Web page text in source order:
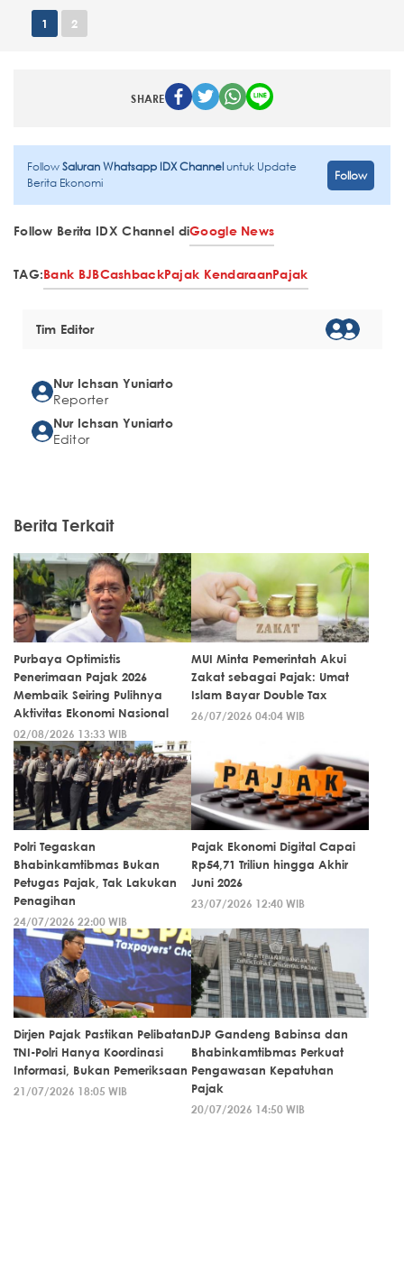
1 2
SHARE
FollowSaluran Whatsapp IDX Channeluntuk Update
Berita Ekonomi
Follow
Follow Berita IDX Channel diGoogle News
TAG:Bank BJBCashbackPajak KendaraanPajak
Tim Editor
Nur Ichsan Yuniarto
Reporter
Nur Ichsan Yuniarto
Editor
Berita Terkait
Purbaya Optimistis
Penerimaan Pajak 2026
Membaik Seiring Pulihnya
Aktivitas Ekonomi Nasional
02/08/2026 13:33 WIB
MUI Minta Pemerintah Akui
Zakat sebagai Pajak: Umat
Islam Bayar Double Tax
26/07/2026 04:04 WIB
Polri Tegaskan
Bhabinkamtibmas Bukan
Petugas Pajak, Tak Lakukan
Penagihan
24/07/2026 22:00 WIB
Pajak Ekonomi Digital Capai
Rp54,71 Triliun hingga Akhir
Juni 2026
23/07/2026 12:40 WIB
Dirjen Pajak Pastikan Pelibatan
TNI-Polri Hanya Koordinasi
Informasi, Bukan Pemeriksaan
21/07/2026 18:05 WIB
DJP Gandeng Babinsa dan
Bhabinkamtibmas Perkuat
Pengawasan Kepatuhan
Pajak
20/07/2026 14:50 WIB